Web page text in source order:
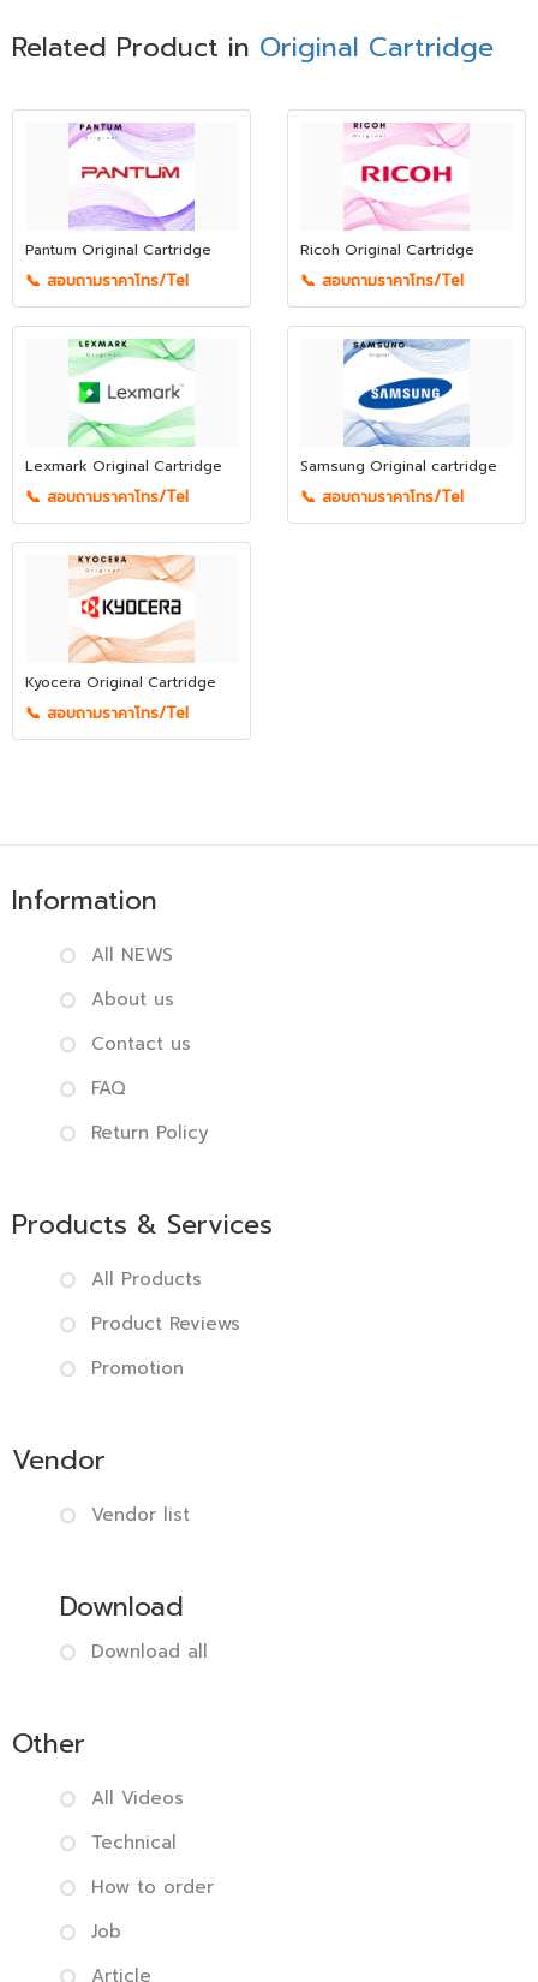
Related Product in Original Cartridge
Pantum Original Cartridge
📞 สอบถามราคาโทร/Tel
Ricoh Original Cartridge
📞 สอบถามราคาโทร/Tel
Lexmark Original Cartridge
📞 สอบถามราคาโทร/Tel
Samsung Original cartridge
📞 สอบถามราคาโทร/Tel
Kyocera Original Cartridge
📞 สอบถามราคาโทร/Tel
Information
All NEWS
About us
Contact us
FAQ
Return Policy
Products & Services
All Products
Product Reviews
Promotion
Vendor
Vendor list
Download
Download all
Other
All Videos
Technical
How to order
Job
Article